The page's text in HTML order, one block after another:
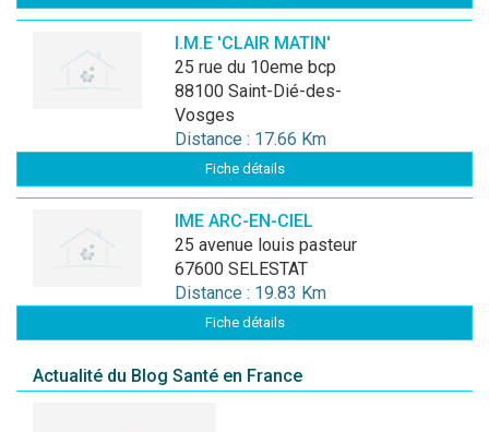
I.M.E 'CLAIR MATIN'
25 rue du 10eme bcp
88100 Saint-Dié-des-
Vosges
Distance : 17.66 Km
Fiche détails
IME ARC-EN-CIEL
25 avenue louis pasteur
67600 SELESTAT
Distance : 19.83 Km
Fiche détails
Actualité du Blog Santé en France